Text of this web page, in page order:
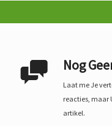
 Nog
Laat me Je
reacties, maar
artikel.